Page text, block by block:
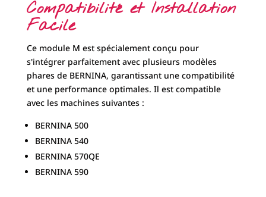
Compatibilité et Installation
Facile
Ce module M est spécialement conçu pour
s'intégrer parfaitement avec plusieurs modèles
phares de BERNINA, garantissant une compatibilité
et une performance optimales. Il est compatible
avec les machines suivantes :
BERNINA 500
BERNINA 540
BERNINA 570QE
BERNINA 590